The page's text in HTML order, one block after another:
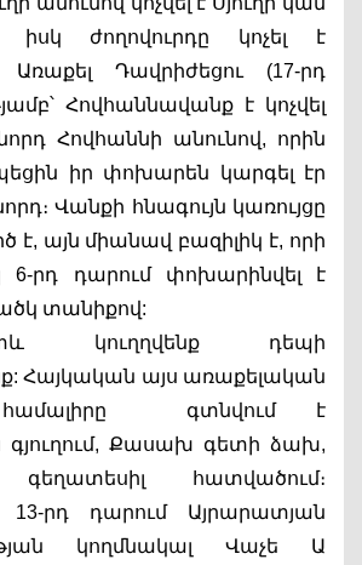
ժողովուրդը կոչել է
Առաքել Դավրիժեցու (17-րդ
Հովհաննավանք է կոչվել
Հովհաննի անունով, որին
իր փոխարեն կարգել էր
Վանքի հնագույն կառույցը
է, այն միանավ բազիլիկ է, որի
րդ դարում փոխարինվել է
տանիքով:
կուղղվենք դեպի
Հայկական այս առաքելական
գտնվում է
Քասախ գետի ձախ,
գեղատեսիլ հատվածում։
13-րդ դարում Այրարատյան
կողմնակալ Վաչե Ա